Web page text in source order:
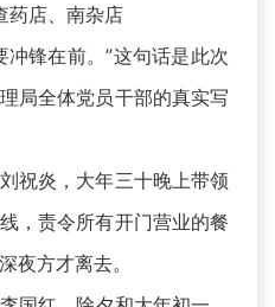
药店、南杂店
冲锋在前。”这句话是此次
局全体党员干部的真实写
祝炎，大年三十晚上带领
，责令所有开门营业的餐
夜方才离去。